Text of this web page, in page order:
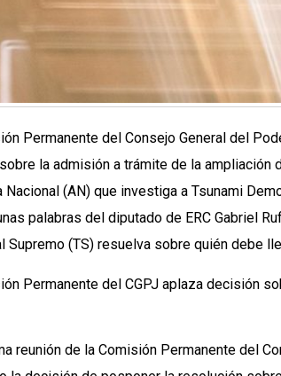
Permanente del Consejo General del
la admisión a trámite de la ampliación
Nacional (AN) que investiga a Tsunami
palabras del diputado de ERC Gabriel
Supremo (TS) resuelva sobre quién debe
Permanente del CGPJ aplaza decisión
reunión de la Comisión Permanente del